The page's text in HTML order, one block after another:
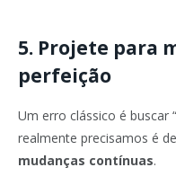
5. Projete para
perfeição
Um erro clássico é buscar
realmente precisamos é de
mudanças contínuas.